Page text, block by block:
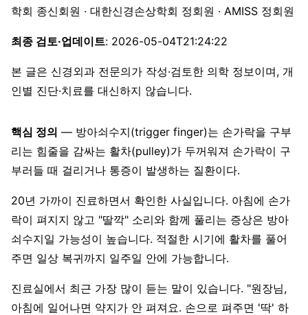
학회 종신회원 · 대한신경손상학회 정회원 · AMISS 정회원
최종 검토·업데이트: 2026-05-04T21:24:22
본 글은 신경외과 전문의가 작성·검토한 의학 정보이며, 개
인별 진단·치료를 대신하지 않습니다.
핵심 정의 — 방아쇠수지(trigger finger)는 손가락을 구부
리는 힘줄을 감싸는 활차(pulley)가 두꺼워져 손가락이 구
부러들 때 걸리거나 통증이 발생하는 질환이다.
20년 가까이 진료하면서 확인한 사실입니다. 아침에 손가
락이 펴지지 않고 "딸깍" 소리와 함께 풀리는 증상은 방아
쇠수지일 가능성이 높습니다. 적절한 시기에 활차를 풀어
주면 일상 복귀까지 일주일 안에 가능합니다.
진료실에서 최근 가장 많이 듣는 말이 있습니다. "원장님,
아침에 일어나면 약지가 안 펴져요. 손으로 펴주면 '딱' 하